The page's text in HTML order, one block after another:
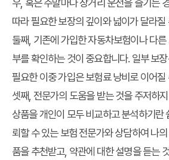
우, 혹은 주말마다 장거리 운전을 즐기는
따라 필요한 보장의 깊이와 넓이가 달라질
둘째, 기존에 가입한 자동차보험이나 다
부를 확인하는 것이 중요합니다. 일부 보
필요한 이중 가입은 보험료 낭비로 이어질
셋째, 전문가의 도움을 받는 것을 주저하
상품을 개인이 모두 비교하고 분석하기란
뢰할 수 있는 보험 전문가와 상담하여 나
품을 추천받고, 약관에 대한 설명을 듣는